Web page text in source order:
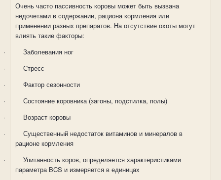
Очень часто пассивность коровы может быть вызвана
недочетами в содержании, рациона кормления или
применении разных препаратов. На отсутствие охоты могут
влиять такие факторы:
·
Заболевания ног
·
Стресс
·
Фактор сезонности
·
Состояние коровника (загоны, подстилка, полы)
·
Возраст коровы
·
Существенный недостаток витаминов и минералов в
рационе кормления
·
Упитанность коров, определяется характеристиками
параметра BCS и измеряется в единицах